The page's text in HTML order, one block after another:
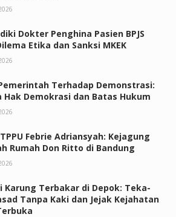
Dokter Penghina Pasien BPJS
Etika dan Sanksi MKEK
Terhadap Demonstrasi:
Hak Demokrasi dan Batas Hukum
Febrie Adriansyah: Kejagung
Rumah Don Ritto di Bandung
Karung Terbakar di Depok: Teka-
Tanpa Kaki dan Jejak Kejahatan